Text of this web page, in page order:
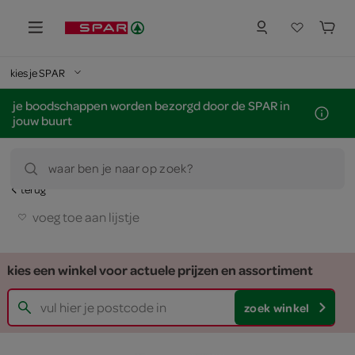
kies je SPAR
je boodschappen worden bezorgd door de SPAR in
jouw buurt
waar ben je naar op zoek?
terug
voeg toe aan lijstje
kies een winkel voor actuele prijzen en assortiment
zoek winkel